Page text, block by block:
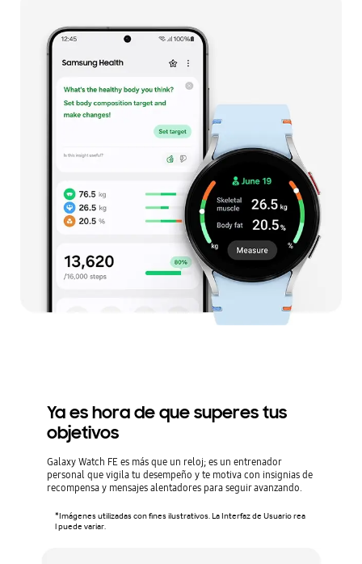
Ya es hora de que superes tus
objetivos
Galaxy Watch FE es más que un reloj; es un entrenador
personal que vigila tu desempeño y te motiva con insignias de
recompensa y mensajes alentadores para seguir avanzando.
*Imágenes utilizadas con fines ilustrativos. La Interfaz de Usuario rea
l puede variar.